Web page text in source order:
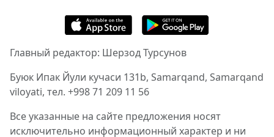
Главный редактор: Шерзод Турсунов
Буюк Ипак Йули кучаси 131b, Samarqand, Samarqand
viloyati, тел. +998 71 209 11 56
Все указанные на сайте предложения носят
исключительно информационный характер и ни